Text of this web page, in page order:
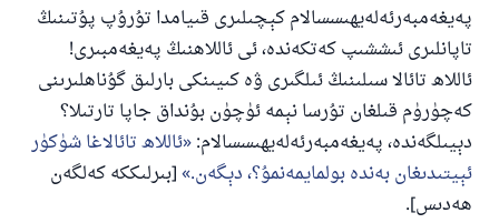
پەيغەمبەرئەلەيھىسسالام كېچىلىرى قىيامدا تۇرۇپ پۇتىنىڭ
تاپانلىرى ئىششىپ كەتكەندە، ئى ئاللاھنىڭ پەيغەمبىرى!
ئاللاھ تائالا سىلىنىڭ ئىلگىرى ۋە كىيىنكى بارلىق گۇناھلىرىنى
كەچۈرۈم قىلغان تۇرسا نېمە ئۈچۈن بۇنداق جاپا تارتىلا؟
دېيىلگەندە، پەيغەمبەرئەلەيھىسسالام: ئاللاھ تائالاغا شۈكۈر
ئېيتىدىغان بەندە بولمايمەنمۇ؟، دېگەن. [بىرلىككە كەلگەن
ھەدىس].
پەيغەمبەرئەلەيھىسسالام مۇنداق دېگەن:
ياخشىلىققا باشلارپ قويغان كىشى قىلغۇچىغا
ئوخشاش ساۋاپقا ئېرىشىدۇ
مۇسلىم رىۋايەت قىلغان (1893) ھەدىس
ئىئائە